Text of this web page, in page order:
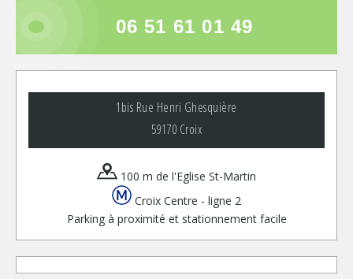
06 51 61 01 49
Leaflet
1bis Rue Henri Ghesquière
59170 Croix
100 m de l'Eglise St-Martin
Croix Centre - ligne 2
Parking à proximité et stationnement facile